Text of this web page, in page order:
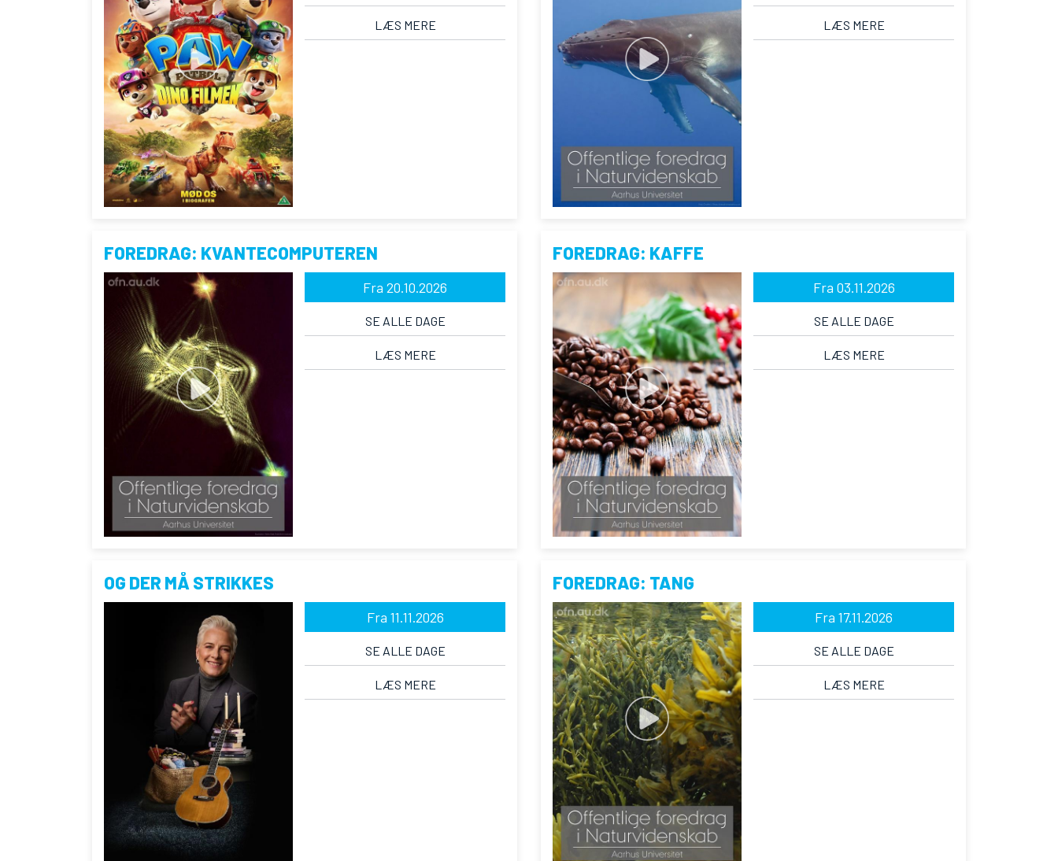
LÆS MERE LÆS MERE
FOREDRAG: KVANTECOMPUTEREN
Fra 20.10.2026
SE ALLE DAGE
LÆS MERE
FOREDRAG: KAFFE
Fra 03.11.2026
SE ALLE DAGE
LÆS MERE
OG DER MÅ STRIKKES
Fra 11.11.2026
SE ALLE DAGE
LÆS MERE
FOREDRAG: TANG
Fra 17.11.2026
SE ALLE DAGE
LÆS MERE